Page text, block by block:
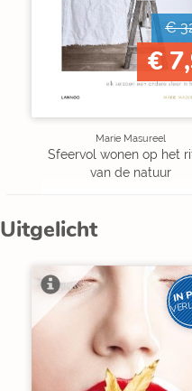
€
€
Marie Masureel
Sfeervol wonen op het
van de natuur
Uitgelicht
IN